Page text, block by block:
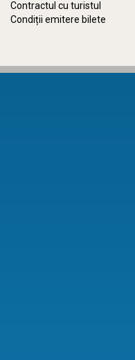
Contractul cu turistul
Condiții emitere bilete